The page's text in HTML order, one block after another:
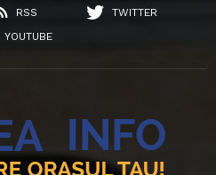
RSS
TWITTER
YOUTUBE